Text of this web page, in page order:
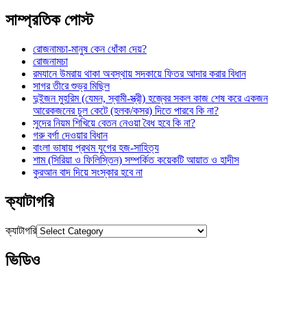
সাম্প্রতিক পোস্ট
রোজনামচা-মানুষ কেন ধোঁকা দেয়?
রোজনামচা
রমযানে উমরায় থাকা অবস্থায় সদকায়ে ফিতর আদার করার বিধান
সাগর তীরে শুভ্র মিছিল
দুইজন মুহরিম (যেমন, স্বামী-স্ত্রী) হজ্বের সকল কাজ শেষ করে একজন
আরেকজনের চুল কেটে (হলক/কসর) দিতে পারবে কি না?
সুদের নিয়ম শিখিয়ে বেতন নেওয়া বৈধ হবে কি না?
গরু বর্গা দেওয়ার বিধান
বাংলা ভাষায় প্রথম যুগের হজ-সাহিত্য
শাম (সিরিয়া ও ফিলিস্তিন) সম্পর্কিত কয়েকটি আয়াত ও হাদীস
কুরআন বাদ দিয়ে সংস্কার হবে না
ক্যাটাগরি
ক্যাটাগরি
ভিডিও